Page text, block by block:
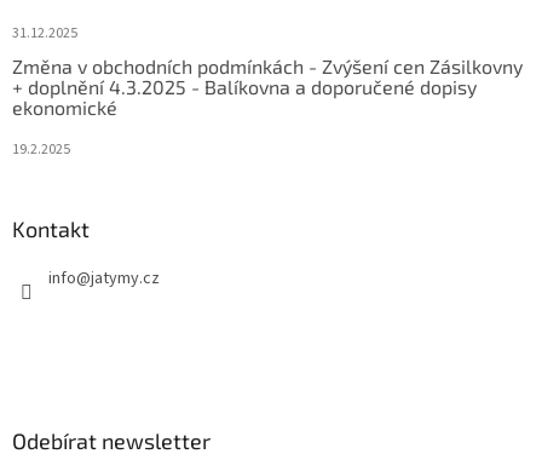
31.12.2025
Změna v obchodních podmínkách - Zvýšení cen Zásilkovny
+ doplnění 4.3.2025 - Balíkovna a doporučené dopisy
ekonomické
19.2.2025
Kontakt
info@jatymy.cz
Odebírat newsletter